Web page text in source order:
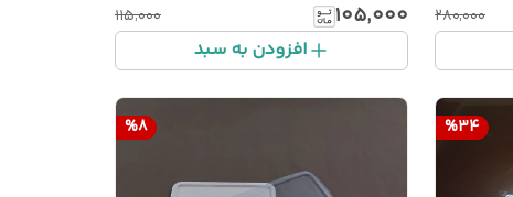
۲۸۰٬۰۰۰ ۱۰۵٬۰۰۰ ۱۱۵٬۰۰۰
افزودن به سبد
%34
%8